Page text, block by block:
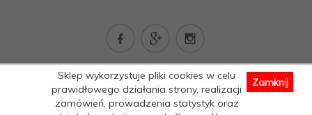
kontakt@staradobraksiazka.pl
Informacja o cookies | sklep internetowy RedCart.pl
Sklep wykorzystuje pliki cookies w celu
prawidłowego działania strony, realizacji
zamówień, prowadzenia statystyk oraz
Zamknij